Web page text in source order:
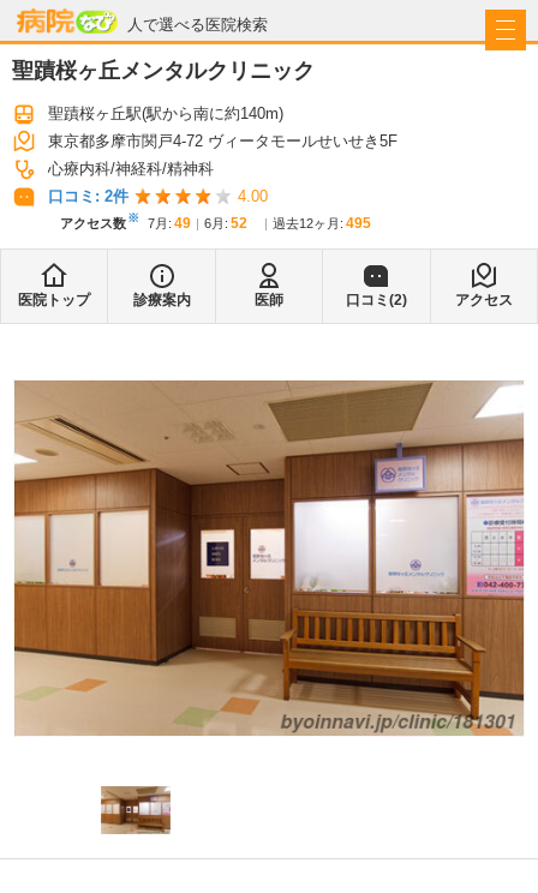
人で選べる医院検索
病院なび
聖蹟桜ヶ丘メンタルクリニック
聖蹟桜ヶ丘駅(駅から南に約140m)
東京都多摩市関戸4-72 ヴィータモールせいせき5F
心療内科 神経科 精神科
口コミ: 2件 4.00
アクセス数※ 7月 : 49 6月 : 52 過去12ヶ月: 495
医院トップ 診療案内 医師 口コミ(2) アクセス